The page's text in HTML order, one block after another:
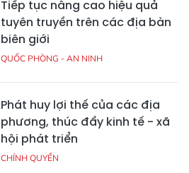
Tiếp tục nâng cao hiệu quả
tuyên truyền trên các địa bàn
biên giới
QUỐC PHÒNG - AN NINH
Phát huy lợi thế của các địa
phương, thúc đẩy kinh tế - xã
hội phát triển
CHÍNH QUYỀN